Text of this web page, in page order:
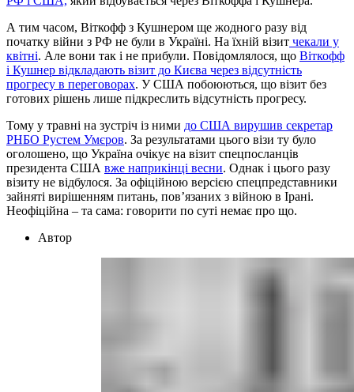
А тим часом, Віткофф з Кушнером ще жодного разу від
початку війни з РФ не були в Україні. На їхній візит чекали у
квітні. Але вони так і не прибули. Повідомлялося, що Віткофф
і Кушнер відкладають візит до Києва через відсутність
прогресу в переговорах. У США побоюються, що візит без
готових рішень лише підкреслить відсутність прогресу.
Тому у травні на зустріч із ними до США вирушив секретар
РНБО Рустем Умєров. За результатами цього візи ту було
оголошено, що Україна очікує на візит спецпосланців
президента США вже наприкінці весни. Однак і цього разу
візиту не відбулося. За офіційною версією спецпредставники
зайняті вирішенням питань, пов’язаних з війною в Ірані.
Неофіційна – та сама: говорити по суті немає про що.
Автор